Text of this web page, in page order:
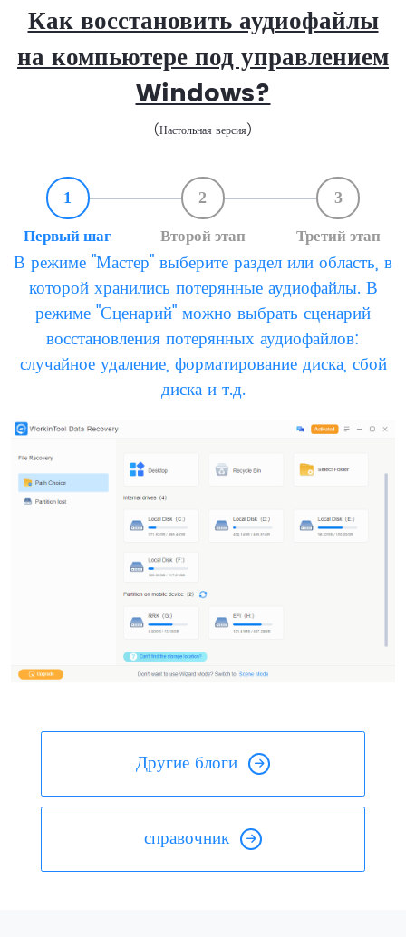
Как восстановить аудиофайлы
на компьютере под управлением
Windows?
(Настольная версия)
1
Первый шаг
2
Второй этап
3
Третий этап
В режиме "Мастер" выберите раздел или область, в
которой хранились потерянные аудиофайлы. В
режиме "Сценарий" можно выбрать сценарий
восстановления потерянных аудиофайлов:
случайное удаление, форматирование диска, сбой
диска и т.д.
Другие блоги
справочник